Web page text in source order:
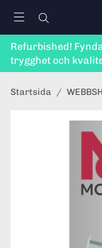
Refurbished!
trygghet och
Startsida /